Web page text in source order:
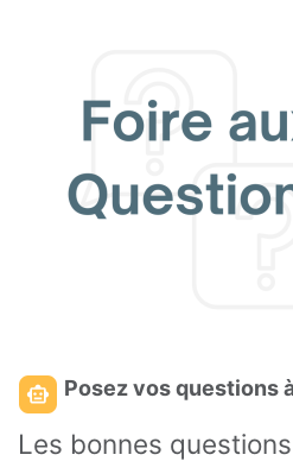
Posez vos questions
Les bonnes